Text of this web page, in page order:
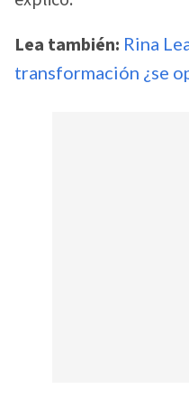
Lea también: Rina
transformación ¿se